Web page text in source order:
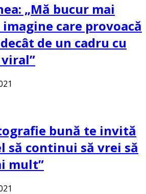
„Mă bucur mai
care provoacă
de un cadru cu
bună te invită
să continui să vrei să
mult”